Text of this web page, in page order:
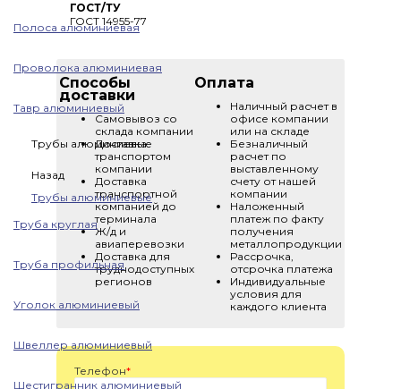
Полоса алюминиевая
Проволока алюминиевая
Тавр алюминиевый
Трубы алюминиевые
Назад
Трубы алюминиевые
Труба круглая
Труба профильная
Уголок алюминиевый
Швеллер алюминиевый
Шестигранник алюминиевый
ГОСТ/ТУ
ГОСТ 14955-77
Способы
доставки
Самовывоз со
склада компании
Доставка
транспортом
компании
Доставка
транспортной
компанией до
терминала
Ж/д и
авиаперевозки
Доставка для
труднодоступных
регионов
Оплата
Наличный расчет в
офисе компании
или на складе
Безналичный
расчет по
выставленному
счету от нашей
компании
Наложенный
платеж по факту
получения
металлопродукции
Рассрочка,
отсрочка платежа
Индивидуальные
условия для
каждого клиента
Телефон*